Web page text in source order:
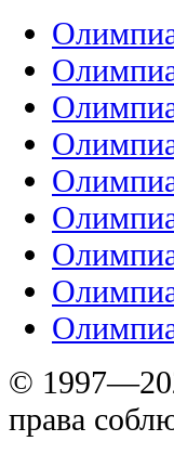
©
права